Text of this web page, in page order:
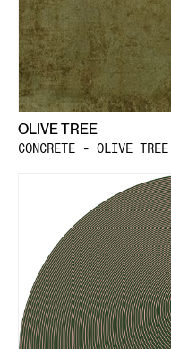
OLIVE TREE
CONCRETE - OLIVE TREE